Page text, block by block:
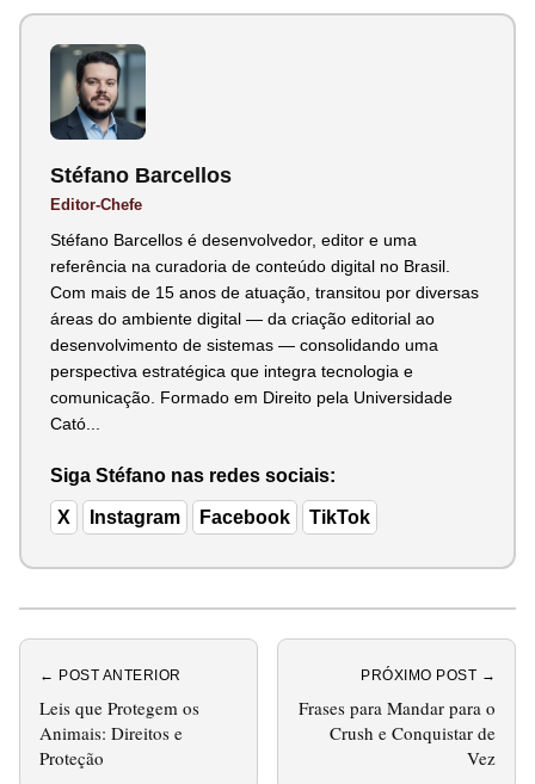
Stéfano Barcellos
Editor-Chefe
Stéfano Barcellos é desenvolvedor, editor e uma
referência na curadoria de conteúdo digital no Brasil.
Com mais de 15 anos de atuação, transitou por diversas
áreas do ambiente digital — da criação editorial ao
desenvolvimento de sistemas — consolidando uma
perspectiva estratégica que integra tecnologia e
comunicação. Formado em Direito pela Universidade
Cató...
Siga Stéfano nas redes sociais:
X Instagram Facebook TikTok
← POST ANTERIOR
Leis que Protegem os
Animais: Direitos e
Proteção
PRÓXIMO POST →
Frases para Mandar para o
Crush e Conquistar de
Vez